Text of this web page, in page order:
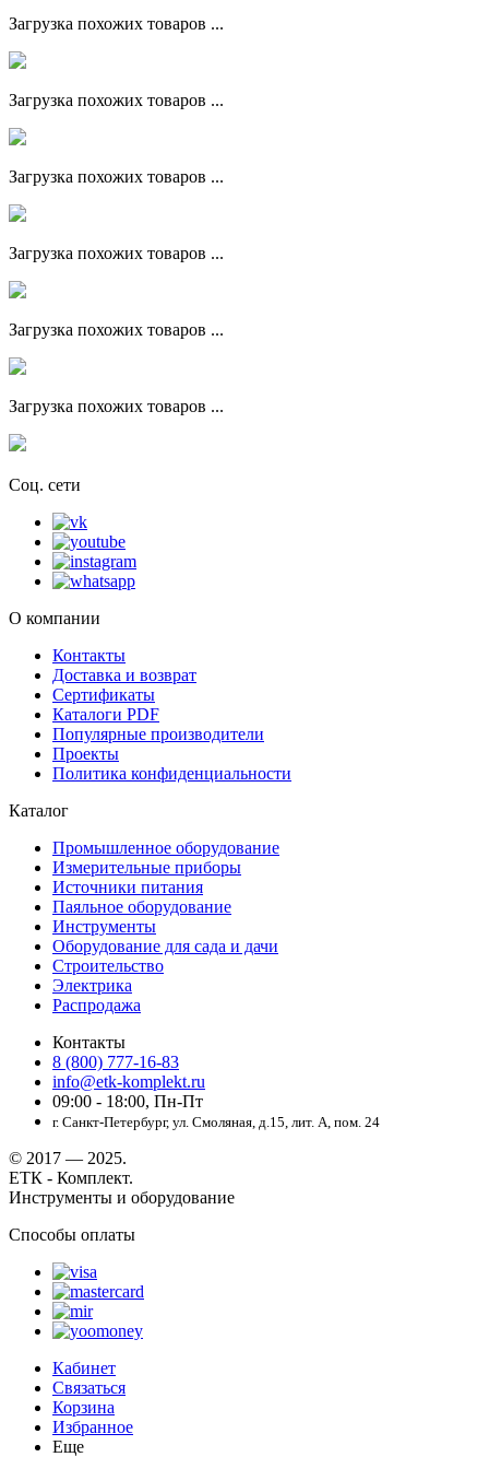
Загрузка похожих товаров ...
Загрузка похожих товаров ...
Загрузка похожих товаров ...
Загрузка похожих товаров ...
Загрузка похожих товаров ...
Загрузка похожих товаров ...
Соц. сети
О компании
Контакты
Доставка и возврат
Сертификаты
Каталоги PDF
Популярные производители
Проекты
Политика конфиденциальности
Каталог
Промышленное оборудование
Измерительные приборы
Источники питания
Паяльное оборудование
Инструменты
Оборудование для сада и дачи
Строительство
Электрика
Распродажа
Контакты
8 (800) 777-16-83
info@etk-komplekt.ru
09:00 - 18:00, Пн-Пт
г. Санкт-Петербург, ул. Смоляная, д.15, лит. А, пом. 24
© 2017 — 2025.
ЕТК - Комплект.
Инструменты и оборудование
Способы оплаты
Кабинет
Связаться
Корзина
Избранное
Еще